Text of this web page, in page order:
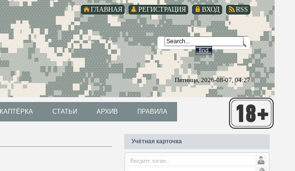
RSS
ВХОД
РЕГИСТРАЦИЯ
ГЛАВНАЯ
Пятница, 2026-08-07, 04:27
КАПТЁРКА СТАТЬИ АРХИВ ПРАВИЛА
Учётная карточка